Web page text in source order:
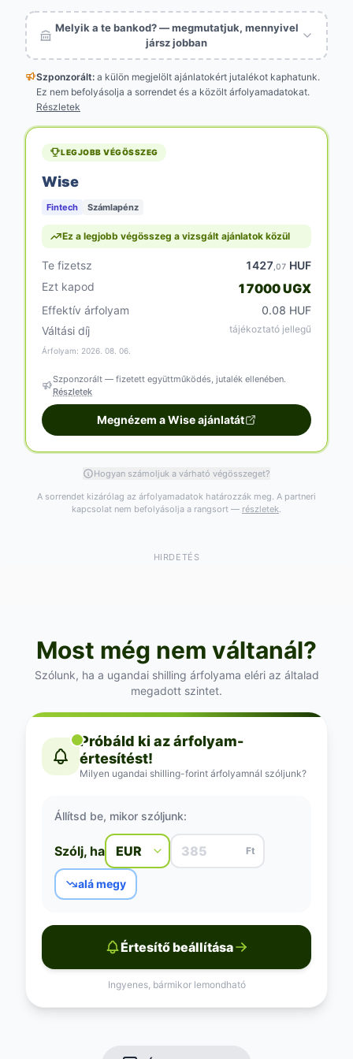
Melyik a te bankod? — megmutatjuk, mennyivel
jársz jobban
Szponzorált: a külön megjelölt ajánlatokért jutalékot kaphatunk.
Ez nem befolyásolja a sorrendet és a közölt árfolyamadatokat.
Részletek
LEGJOBB VÉGÖSSZEG
Wise
Fintech Számlapénz
Ez a legjobb végösszeg a vizsgált ajánlatok közül
Te fizetsz 1427 ,07 HUF
Ezt kapod
17000 UGX
Effektív árfolyam
0.08 HUF
Váltási díj
tájékoztató jellegű
Árfolyam: 2026. 08. 06.
Szponzorált — fizetett együttműködés, jutalék ellenében.
Részletek
Megnézem a Wise ajánlatát
Hogyan számoljuk a várható végösszeget?
A sorrendet kizárólag az árfolyamadatok határozzák meg. A partneri
kapcsolat nem befolyásolja a rangsort — részletek
HIRDETÉS
Most még nem váltanál?
Szólunk, ha a ugandai shilling árfolyama eléri az általad
megadott szintet.
Próbáld ki az árfolyam-
értesítést!
Milyen ugandai shilling-forint árfolyamnál szóljunk?
Állítsd be, mikor szóljunk:
Szólj, ha Ft
alá megy
Értesítő beállítása
Ingyenes, bármikor lemondható